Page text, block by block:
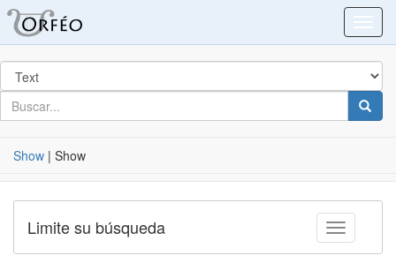
Buscar
en
para
buscar Buscar
Show | Show
Toggle
Limite su búsqueda